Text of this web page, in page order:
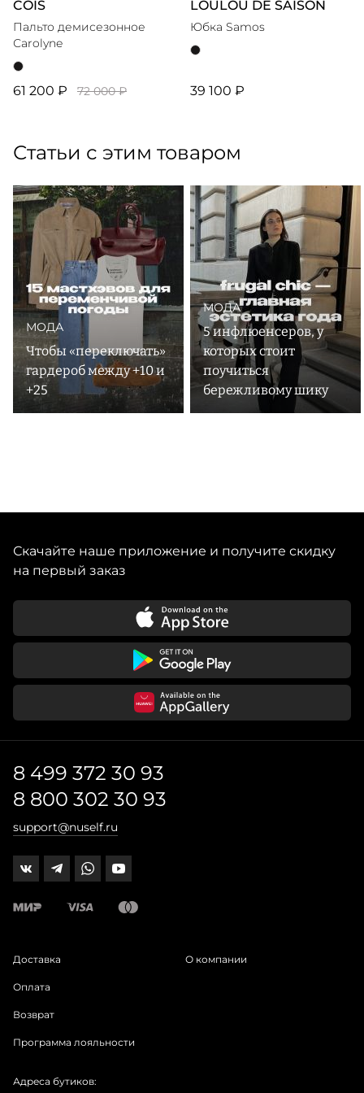
COIS
Пальто демисезонное
Сarolyne
61 200 ₽ 72 000 ₽
LOULOU DE SAISON
Юбка Samos
39 100 ₽
Статьи с этим товаром
МОДА
Чтобы «переключать»
гардероб между +10 и
+25
МОДА
5 инфлюенсеров, у
которых стоит
поучиться
бережливому шику
Скачайте наше приложение и получите скидку
на первый заказ
8 499 372 30 93
8 800 302 30 93
support@nuself.ru
Доставка
Оплата
Возврат
Программа лояльности
О компании
Адреса бутиков: